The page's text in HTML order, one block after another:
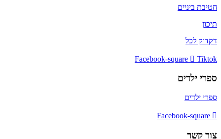
חטיבת ביניים
תיכון
דקדוק לכל
Facebook-square Tiktok
ספרי ילדים
ספרי ילדים
Facebook-square
צור קשר